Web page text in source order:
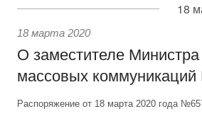
18
18 марта 2020
О заместителе
массовых
Распоряжение от 18 марта 2020 года